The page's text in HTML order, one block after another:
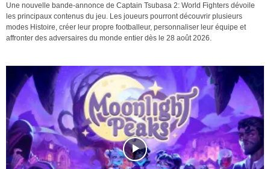
Une nouvelle bande-annonce de Captain Tsubasa 2: World Fighters dévoile
les principaux contenus du jeu. Les joueurs pourront découvrir plusieurs
modes Histoire, créer leur propre footballeur, personnaliser leur équipe et
affronter des adversaires du monde entier dès le 28 août 2026.